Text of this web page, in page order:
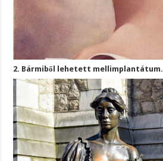
2. Bármiből lehetett mellimplantátum.